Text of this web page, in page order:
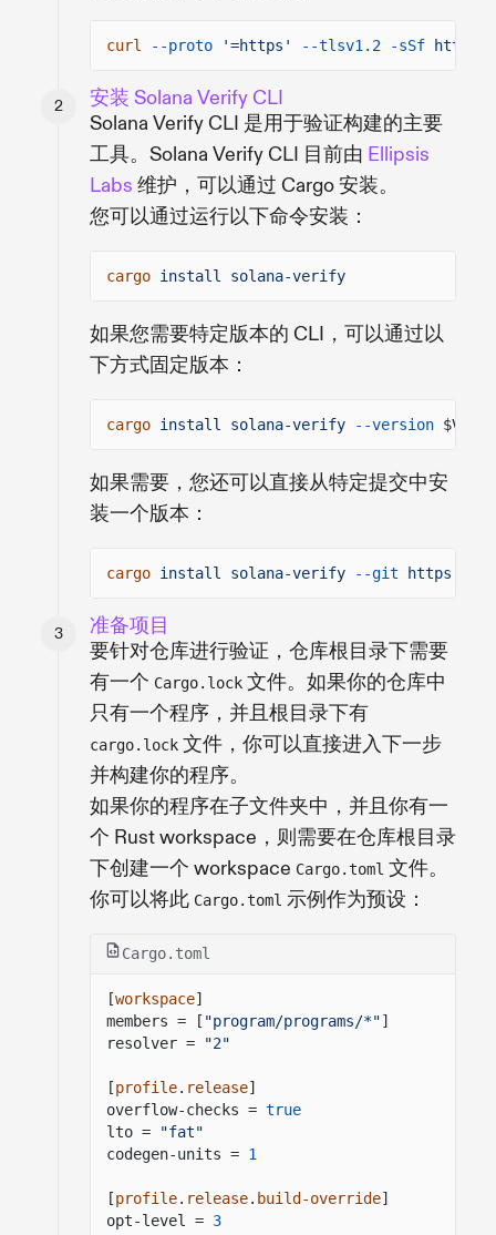
curl --proto '=https' --tlsv1.2 -sSf
安装 Solana Verify CLI
Solana Verify CLI 是用于验证构建的主要
工具。Solana Verify CLI 目前由 Ellipsis
Labs 维护，可以通过 Cargo 安装。
您可以通过运行以下命令安装：
cargo install solana-verify
如果您需要特定版本的 CLI，可以通过以
下方式固定版本：
cargo install solana-verify --version
如果需要，您还可以直接从特定提交中安
装一个版本：
cargo install solana-verify --git https://
准备项目
要针对仓库进行验证，仓库根目录下需要
有一个 Cargo.lock 文件。如果你的仓库中
只有一个程序，并且根目录下有
cargo.lock 文件，你可以直接进入下一步
并构建你的程序。
如果你的程序在子文件夹中，并且你有一
个 Rust workspace，则需要在仓库根目录
下创建一个 workspace Cargo.toml 文件。
你可以将此 Cargo.toml 示例作为预设：
Cargo.toml
[workspace]
members = [ "program/programs/*"]
resolver =
"2"
[profile. release]
overflow-checks = true
lto =
"fat"
codegen-units = 1
[profile. release. build-override]
opt-level = 3